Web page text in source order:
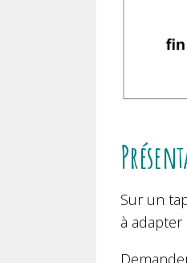
Sur un
à